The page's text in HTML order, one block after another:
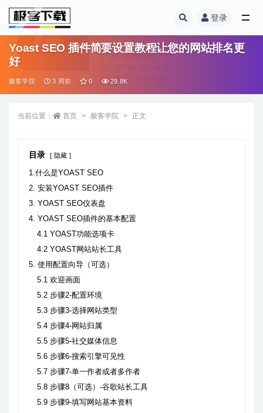
登录
Yoast SEO 插件简要设置教程让您的网站排名更
好
极客学院 3 周前 0 29.8K
当前位置： 首页 极客学院 正文
目录 隐藏
1.什么是YOAST SEO
2. 安装YOAST SEO插件
3. YOAST SEO仪表盘
4. YOAST SEO插件的基本配置
4.1 YOAST功能选项卡
4.2 YOAST网站站长工具
5. 使用配置向导（可选）
5.1 欢迎画面
5.2 步骤2-配置环境
5.3 步骤3-选择网站类型
5.4 步骤4-网站归属
5.5 步骤5-社交媒体信息
5.6 步骤6-搜索引擎可见性
5.7 步骤7-单一作者或者多作者
5.8 步骤8（可选）-谷歌站长工具
5.9 步骤9-填写网站基本资料
全部